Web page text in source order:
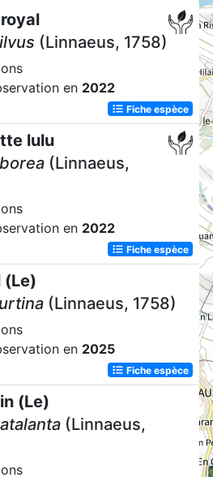
(Linnaeus, 1758)
en 2022
Fiche espèce
lulu
(Linnaeus,
en 2022
Fiche espèce
(Linnaeus, 1758)
en 2025
Fiche espèce
(Le)
(Linnaeus,